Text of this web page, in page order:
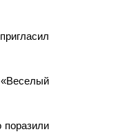
«Веселый